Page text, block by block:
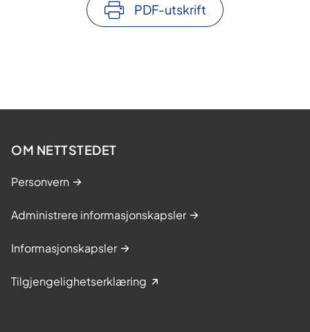
PDF-utskrift
OM NETTSTEDET
Personvern
Administrere informasjonskapsler
Informasjonskapsler
Tilgjengelighetserklæring